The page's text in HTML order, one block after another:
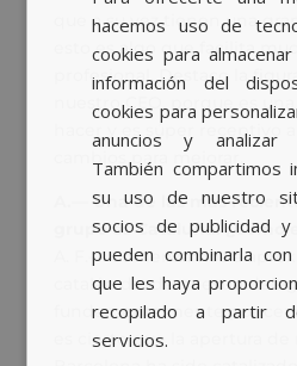
que a su vez tienen una
esto es algo que facilita
profesional. Destaco la
nuestro CEO, porque es
hacer y es súper receptivo
cambios para mejorar.
A.— Una de las más
grupoes Cataluña. ¿Cómo
A. F.— Comenzamos a
catalán desde nuestra
fundamentalmente por
es cierto que la apertura de
hacemos uso de
cookies para
información del
cookies para
anuncios y analizar
También compartimos
su uso de nuestro
socios de publicidad y
pueden combinarla
que les haya
recopilado a partir
servicios.